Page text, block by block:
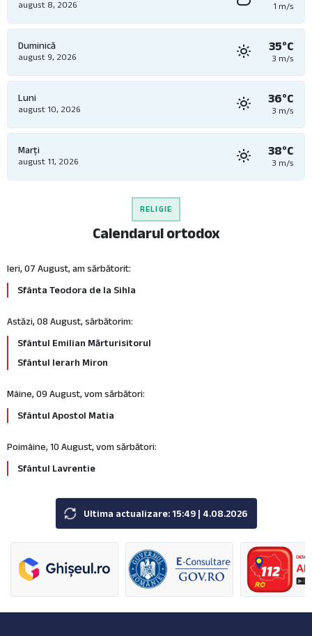
august 8, 2026 1 m/s
Duminică
august 9, 2026
35°C
3 m/s
Luni
august 10, 2026
36°C
3 m/s
Marți
august 11, 2026
38°C
3 m/s
RELIGIE
Calendarul ortodox
Ieri, 07 August, am sărbătorit:
Sfânta Teodora de la Sihla
Astăzi, 08 August, sărbătorim:
Sfântul Emilian Mărturisitorul
Sfântul Ierarh Miron
Mâine, 09 August, vom sărbători:
Sfântul Apostol Matia
Poimâine, 10 August, vom sărbători:
Sfântul Lavrentie
Ultima actualizare: 15:49 | 4.08.2026